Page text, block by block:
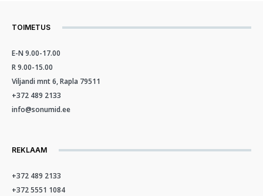
TOIMETUS
E-N 9.00-17.00
R 9.00-15.00
Viljandi mnt 6, Rapla 79511
+372 489 2133
info@sonumid.ee
REKLAAM
+372 489 2133
+372 5551 1084